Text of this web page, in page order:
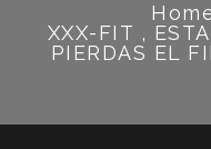
XXX-FIT ,
PIERDAS EL